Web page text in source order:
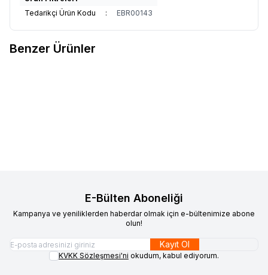
Tedarikçi Ürün Kodu
: EBR00143
Benzer Ürünler
E-Bülten Aboneliği
Kampanya ve yeniliklerden haberdar olmak için e-bültenimize abone
olun!
Kayıt Ol
KVKK Sözleşmesi'ni okudum, kabul ediyorum.